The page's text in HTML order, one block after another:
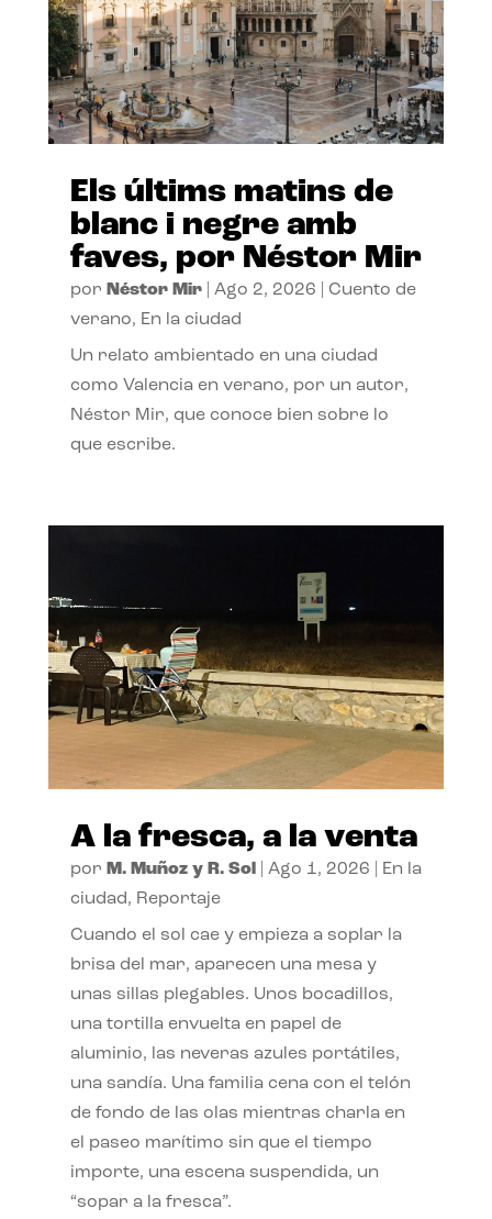
Els últims matins de
blanc i negre amb
faves, por Néstor Mir
por Néstor Mir| Ago 2, 2026
Cuento de
verano, En la ciudad
Un relato ambientado en una ciudad
como Valencia en verano, por un autor,
Néstor Mir, que conoce bien sobre lo
que escribe.
A la fresca, a la venta
por M. Muñoz y R. Sol| Ago 1, 2026
En la
ciudad, Reportaje
Cuando el sol cae y empieza a soplar la
brisa del mar, aparecen una mesa y
unas sillas plegables. Unos bocadillos,
una tortilla envuelta en papel de
aluminio, las neveras azules portátiles,
una sandía. Una familia cena con el telón
de fondo de las olas mientras charla en
el paseo marítimo sin que el tiempo
importe, una escena suspendida, un
“sopar a la fresca”.